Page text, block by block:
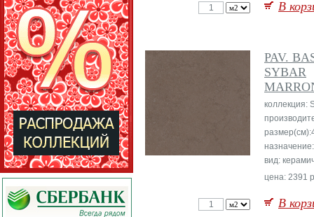
В
PAV.
SYBAR
коллекция:
вид:
цена: 2391
В